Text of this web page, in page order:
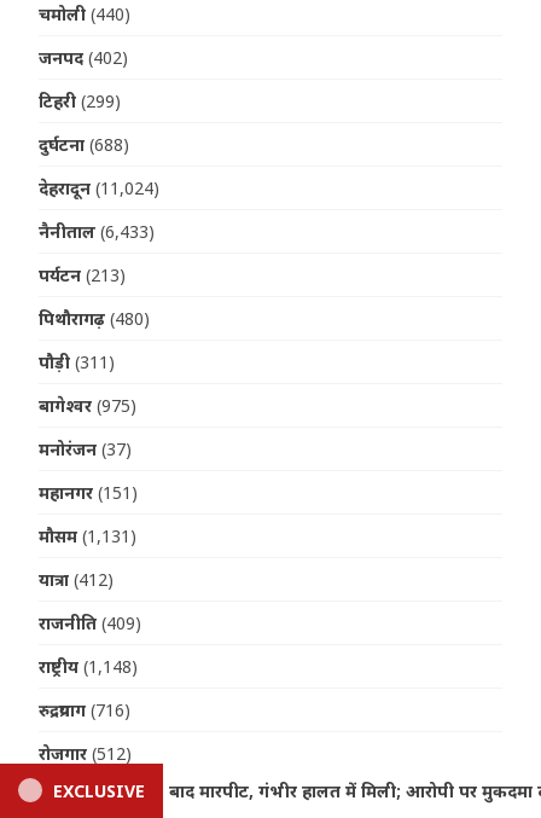
चमोली (440)
जनपद (402)
टिहरी (299)
दुर्घटना (688)
देहरादून (11,024)
नैनीताल (6,433)
पर्यटन (213)
पिथौरागढ़ (480)
पौड़ी (311)
बागेश्वर (975)
मनोरंजन (37)
महानगर (151)
मौसम (1,131)
यात्रा (412)
राजनीति (409)
राष्ट्रीय (1,148)
रुद्रप्रयाग (716)
रोजगार (512)
विदेश(86)
EXCLUSIVE
पर मुकदमा दर्ज Uttarakhand: BDC सदस्य की संदिग्ध